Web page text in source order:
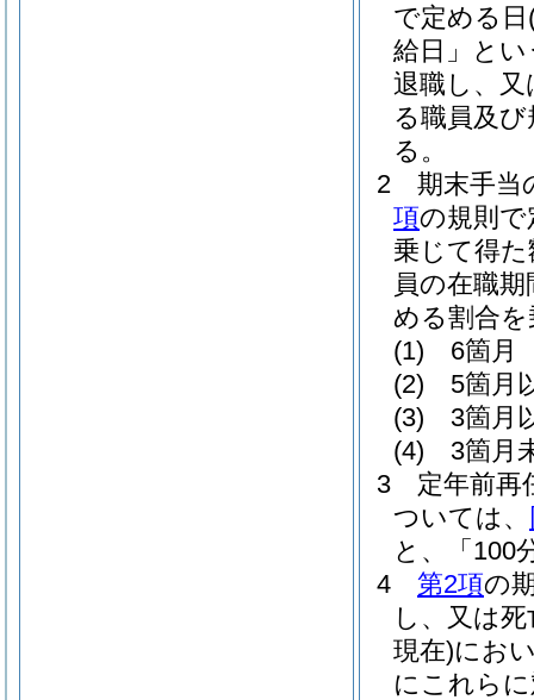
で定める日
給日」とい
退職し、
る職員及
る。
2
期末手当
項の規則
乗じて得
員の在職期
める割合
(1)
6箇月
(2)
5箇月
(3)
3箇月
(4)
3箇月
3
定年前再
ついては、
と、「100
4
第2項の
し、又は
現在)にお
にこれら